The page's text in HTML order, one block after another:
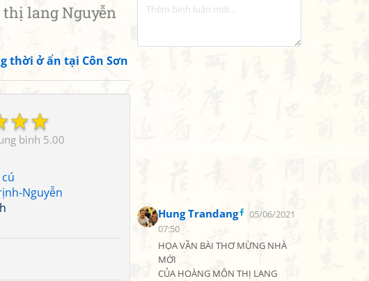
Hung Trandang
05/06/2021
07:50
HỌA VẦN BÀI THƠ MỪNG NHÀ
MỚI
CỦA HOÀNG MÔN THỊ LANG
thị lang Nguyễn
thời ở ẩn tại Côn Sơn
☆
☆
5.00
Nguyễn